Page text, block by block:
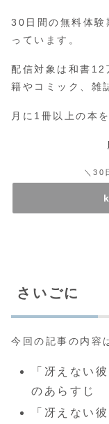
30日間の無料体験
っています。
配信対象は和書
籍やコミック、雑
月に1冊以上の本
＼30
さいごに
今回の記事の内容
「冴えない
のあらすじ
「冴えない